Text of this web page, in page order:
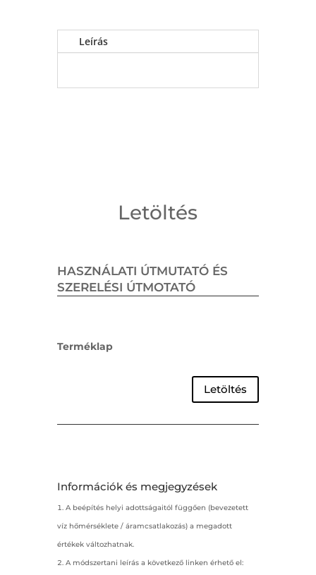
Leírás
Letöltés
HASZNÁLATI ÚTMUTATÓ ÉS
SZERELÉSI ÚTMOTATÓ
Terméklap
Letöltés
Információk és megjegyzések
A beépítés helyi adottságaitól függően (bevezetett
víz hőmérséklete / áramcsatlakozás) a megadott
értékek változhatnak.
A módszertani leírás a következő linken érhető el: